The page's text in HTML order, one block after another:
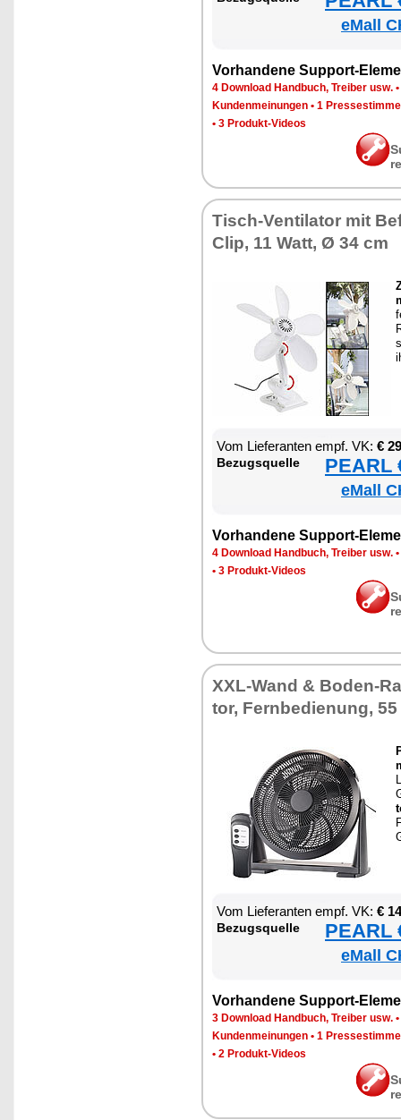
eMall
Vor­han­de­ne Sup­port-
4 Down­load Hand­buch, Trei­ber usw. •
Kun­den­mei­nun­gen • 1
• 3 Pro­dukt-Vi­de­os
Tisch-Ven­ti­la­tor mit
Clip, 11 Watt, Ø 34 cm
Vom Lie­fe­ran­ten empf. VK: €
Be­zugs­quel­le PEARL
eMall
Vor­han­de­ne Sup­port-
4 Down­load Hand­buch, Trei­ber usw. •
• 3 Pro­dukt-Vi­de­os
XXL-Wand & Bo­den-
tor, Fern­be­die­nung, 55
Vom Lie­fe­ran­ten empf. VK: €
Be­zugs­quel­le PEARL
eMall
Vor­han­de­ne Sup­port-
3 Down­load Hand­buch, Trei­ber usw. •
Kun­den­mei­nun­gen • 1
• 2 Pro­dukt-Vi­de­os